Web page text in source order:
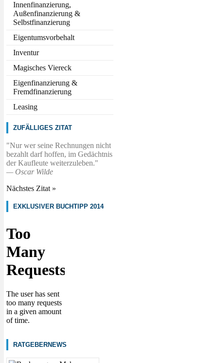
Innenfinanzierung,
Außenfinanzierung &
Selbstfinanzierung
Eigentumsvorbehalt
Inventur
Magisches Viereck
Eigenfinanzierung &
Fremdfinanzierung
Leasing
ZUFÄLLIGES ZITAT
Nur wer seine Rechnungen nicht
bezahlt darf hoffen, im Gedächtnis
der Kaufleute weiterzuleben.
— Oscar Wilde
Nächstes Zitat »
EXKLUSIVER BUCHTIPP 2014
RATGEBERNEWS